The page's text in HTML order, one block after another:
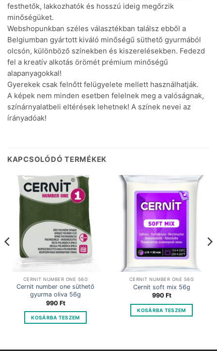
festhetők, lakkozhatók és hosszú ideig megőrzik
minőségüket.
Webshopunkban széles választékban találsz ebből a
Belgiumban gyártott kiváló minőségű süthető gyurmából
olcsón, különböző színekben és kiszerelésekben. Fedezd
fel a kreatív alkotás örömét prémium minőségű
alapanyagokkal!
Gyerekek csak felnőtt felügyelete mellett használhatják.
A képek nem minden esetben felelnek meg a valóságnak,
színárnyalatbeli eltérések lehetnek! A színek nevei az
írányadóak!
KAPCSOLÓDÓ TERMÉKEK
CERNIT NUMBER ONE 56G
Cernit number one süthető
gyurma oliva 56g
990 Ft
KOSÁRBA TESZEM
CERNIT NUMBER ONE 56G
Cernit soft mix 56g
990 Ft
KOSÁRBA TESZEM